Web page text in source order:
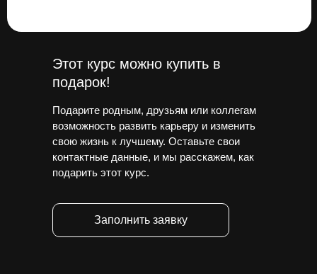
Заполнить заявку
Подарите родным, друзьям или коллегам
возможность развить карьеру и изменить
свою жизнь к лучшему. Оставьте свои
контактные данные, и мы расскажем, как
подарить этот курс.
Этот курс можно купить в
подарок!